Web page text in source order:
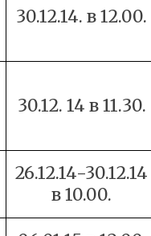
30.12.14. в 12.00.
30.12. 14 в 11.30.
26.12.14-30.12.14
в 10.00.